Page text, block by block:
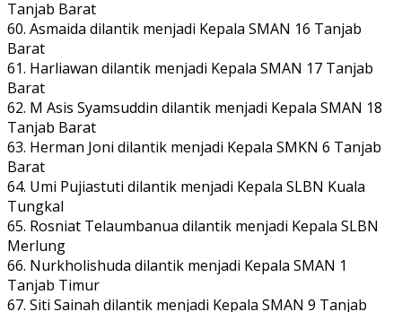
Tanjab Barat
60. Asmaida dilantik menjadi Kepala SMAN 16 Tanjab
Barat
61. Harliawan dilantik menjadi Kepala SMAN 17 Tanjab
Barat
62. M Asis Syamsuddin dilantik menjadi Kepala SMAN 18
Tanjab Barat
63. Herman Joni dilantik menjadi Kepala SMKN 6 Tanjab
Barat
64. Umi Pujiastuti dilantik menjadi Kepala SLBN Kuala
Tungkal
65. Rosniat Telaumbanua dilantik menjadi Kepala SLBN
Merlung
66. Nurkholishuda dilantik menjadi Kepala SMAN 1
Tanjab Timur
67. Siti Sainah dilantik menjadi Kepala SMAN 9 Tanjab